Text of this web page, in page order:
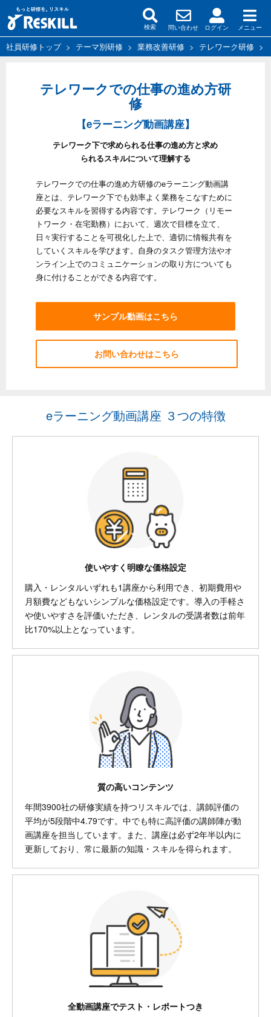
検索 問い合わせ ログイン メニュー
社員研修トップ> テーマ別研修 > 業務改善研修 > テレワーク研修 >
テレワークでの仕事の進め方研
修
【eラーニング動画講座】
テレワーク下で求められる仕事の進め方と求め
られるスキルについて理解する
テレワークでの仕事の進め方研修のeラーニング動画講
座とは、テレワーク下でも効率よく業務をこなすために
必要なスキルを習得する内容です。テレワーク（リモー
トワーク・在宅勤務）において、週次で⽬標を⽴て、
⽇々実⾏することを可視化した上で、適切に情報共有を
していくスキルを学びます。自身のタスク管理方法やオ
ンライン上でのコミュニケーションの取り方についても
身に付けることができる内容です。
サンプル動画はこちら
お問い合わせはこちら
eラーニング動画講座 ３つの特徴
使いやすく明瞭な価格設定
購入・レンタルいずれも1講座から利用でき、初期費用や
月額費などもないシンプルな価格設定です。導入の手軽さ
や使いやすさを評価いただき、レンタルの受講者数は前年
比170%以上となっています。
質の高いコンテンツ
年間3900社の研修実績を持つリスキルでは、講師評価の
平均が5段階中4.79です。中でも特に高評価の講師陣が動
画講座を担当しています。また、講座は必ず2年半以内に
更新しており、常に最新の知識・スキルを得られます。
全動画講座でテスト・レポートつき